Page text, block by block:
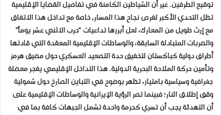
توقيع الطرفين. غير أن الشياطين الكامنة في تفاصيل القضايا الإقليمية
تظل التحدي الأكبر لفرص نجاح هذا المسار, خاصة مع تداخل هذا الاتفاق
مع إرث طويل من المعارك، لعل أبرزها تداعيات “حرب الاثني عشر يوماً”
والضربات المتبادلة السابقة، والوساطات الإقليمية المعقدة التي قادتها
أطراف دولية كباكستان لتخفيف حدة التصعيد العسكري حول مضيق هرمز
وتأمين حركة الملاحة البحرية الدولية. هذا التداخل الإقليمي يفجر معضلة
جغرافية وسياسية بامتياز، تظهر بوضوح في التباين الصارخ حول شمولية
وقف إطلاق النار؛ فبينما تصر الرؤية الإيرانية والوساطات الإقليمية على
أن التهدئة يجب أن تسري كحزمة واحدة تشمل الجبهات كافة بما في